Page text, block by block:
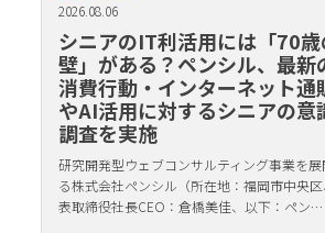
2026.08.06
シニアのIT利活用には「70歳
壁」がある？ペンシル、最新
消費行動・インターネット通
やAI活用に対するシニアの意
調査を実施
研究開発型ウェブコンサルティング事業を
る株式会社ペンシル（所在地：福岡市中央
表取締役社長CEO：倉橋美佳、以下：ペン…